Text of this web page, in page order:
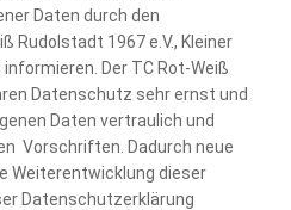
Daten durch den
Rudolstadt 1967 e.V., Kleiner
Der TC Rot-Weiß
Datenschutz sehr ernst und
Daten vertraulich und
Vorschriften. Dadurch neue
Weiterentwicklung dieser
Datenschutzerklärung